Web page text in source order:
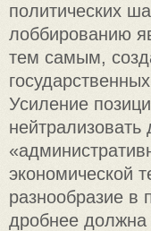
политических
лоббированию
тем самым,
Усиление
нейтрализовать
экономической
разнообразие в
дробнее должна